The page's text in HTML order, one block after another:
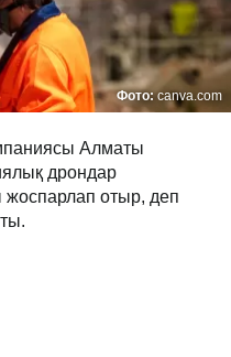
Фото:canva.com
Алматы
дрондар
отыр, деп